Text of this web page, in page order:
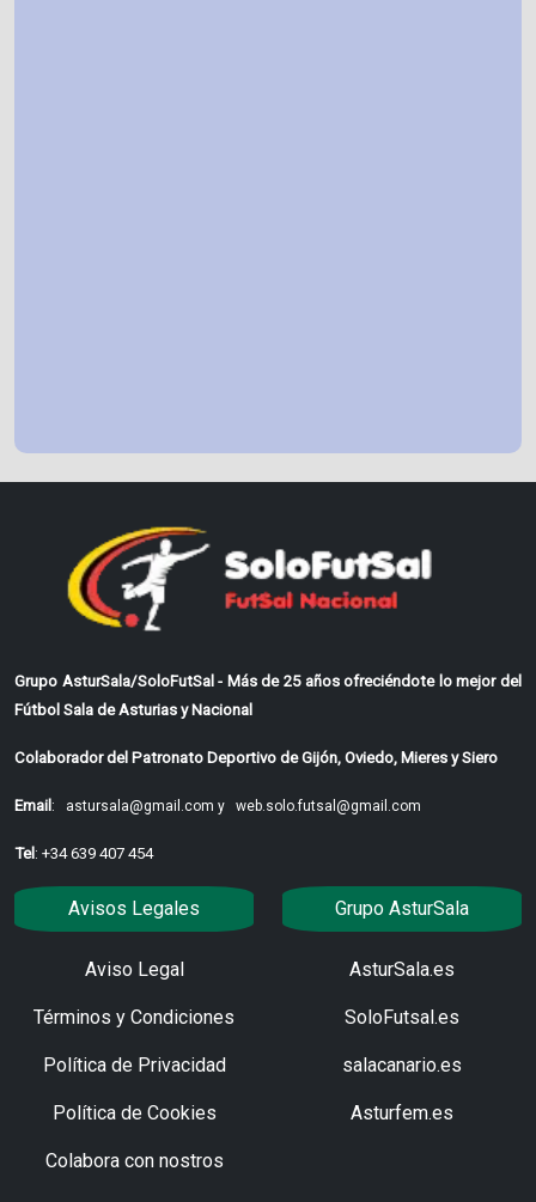
Grupo AsturSala/SoloFutSal - Más de 25 años ofreciéndote lo mejor del
Fútbol Sala de Asturias y Nacional
Colaborador del Patronato Deportivo de Gijón, Oviedo, Mieres y Siero
Email: astursala@gmail.com y web.solo.futsal@gmail.com
Tel: +34 639 407 454
Avisos Legales
Aviso Legal
Términos y Condiciones
Política de Privacidad
Política de Cookies
Colabora con nostros
Grupo AsturSala
AsturSala.es
SoloFutsal.es
salacanario.es
Asturfem.es